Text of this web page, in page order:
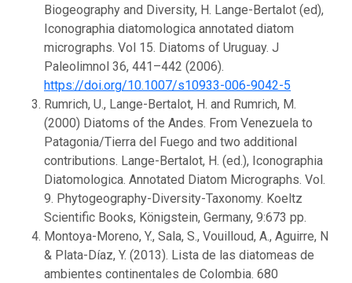
Biogeography and Diversity, H. Lange-Bertalot (ed),
Iconographia diatomologica annotated diatom
micrographs. Vol 15. Diatoms of Uruguay. J
Paleolimnol 36, 441–442 (2006).
https://doi.org/10.1007/s10933-006-9042-5
Rumrich, U., Lange-Bertalot, H. and Rumrich, M.
(2000) Diatoms of the Andes. From Venezuela to
Patagonia/Tierra del Fuego and two additional
contributions. Lange-Bertalot, H. (ed.), Iconographia
Diatomologica. Annotated Diatom Micrographs. Vol.
9. Phytogeography-Diversity-Taxonomy. Koeltz
Scientific Books, Königstein, Germany, 9:673 pp.
Montoya-Moreno, Y., Sala, S., Vouilloud, A., Aguirre, N
& Plata-Díaz, Y. (2013). Lista de las diatomeas de
ambientes continentales de Colombia. 680